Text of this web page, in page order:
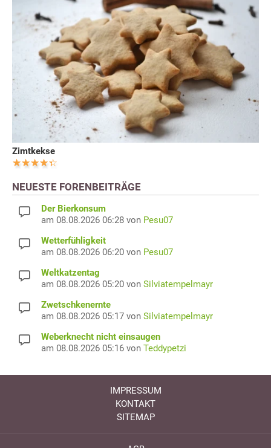
Zimtkekse
NEUESTE FORENBEITRÄGE
Der Bierkonsum
am 08.08.2026 06:28 von Pesu07
Wetterfühligkeit
am 08.08.2026 06:20 von Pesu07
Weltkatzentag
am 08.08.2026 05:20 von Silviatempelmayr
Zwetschkenernte
am 08.08.2026 05:17 von Silviatempelmayr
Weberknecht nicht einsaugen
am 08.08.2026 05:16 von Teddypetzi
IMPRESSUM
KONTAKT
SITEMAP